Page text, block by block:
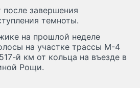
завершения
темноты.
на прошлой неделе
на участке трассы М-4
й км от кольца на въезде в
Рощи.